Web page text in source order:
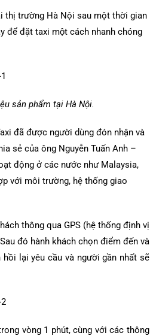
thị trường Hà Nội sau một thời gian
để đặt taxi một cách nhanh chóng
sản phẩm tại Hà Nội.
đã được người dùng đón nhận và
sẻ của ông Nguyễn Tuấn Anh –
động ở các nước như Malaysia,
với môi trường, hệ thống giao
thông qua GPS (hệ thống định vị
đó hành khách chọn điểm đến và
lại yêu cầu và người gần nhất sẽ
vòng 1 phút, cùng với các thông